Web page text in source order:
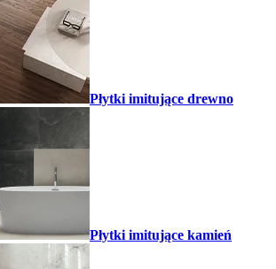
Płytki imitujące drewno
Płytki imitujące kamień